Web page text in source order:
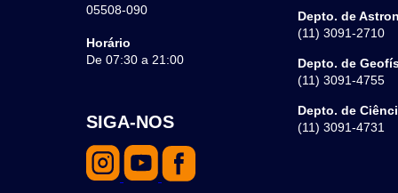
05508-090
Horário
De 07:30 a 21:00
Depto. de
(11) 3091-2710
Depto. de
(11) 3091-4755
Depto. de
(11) 3091-4731
SIGA-NOS